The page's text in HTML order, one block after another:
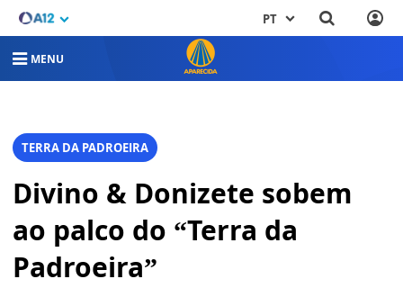
PT
MENU
TERRA DA PADROEIRA
Divino & Donizete sobem
ao palco do “Terra da
Padroeira”